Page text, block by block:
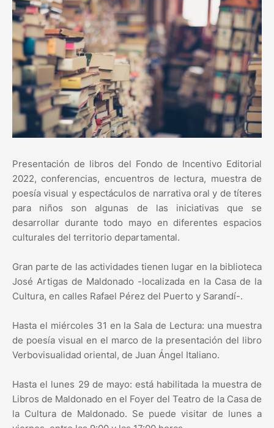
Presentación de libros del Fondo de Incentivo Editorial
2022, conferencias, encuentros de lectura, muestra de
poesía visual y espectáculos de narrativa oral y de títeres
para niños son algunas de las iniciativas que se
desarrollar durante todo mayo en diferentes espacios
culturales del territorio departamental.
Gran parte de las actividades tienen lugar en la biblioteca
José Artigas de Maldonado -localizada en la Casa de la
Cultura, en calles Rafael Pérez del Puerto y Sarandí-.
Hasta el miércoles 31 en la Sala de Lectura: una muestra
de poesía visual en el marco de la presentación del libro
Verbovisualidad oriental, de Juan Ángel Italiano.
Hasta el lunes 29 de mayo: está habilitada la muestra de
Libros de Maldonado en el Foyer del Teatro de la Casa de
la Cultura de Maldonado. Se puede visitar de lunes a